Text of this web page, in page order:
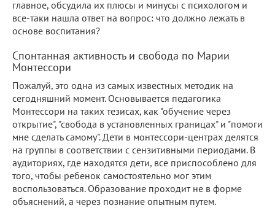
главное, обсудила их плюсы и минусы с психологом и
все-таки нашла ответ на вопрос: что должно лежать в
основе воспитания?
Спонтанная активность и свобода по Марии
Монтессори
Пожалуй, это одна из самых известных методик на
сегодняшний момент. Основывается педагогика
Монтессори на таких тезисах, как "обучение через
открытие", "свобода в установленных границах" и "помоги
мне сделать самому". Дети в монтессори-центрах делятся
на группы в соответствии с сензитивными периодами. В
аудиториях, где находятся дети, все приспособлено для
того, чтобы ребенок самостоятельно мог этим
воспользоваться. Образование проходит не в форме
объяснений, а через познание опытным путем.